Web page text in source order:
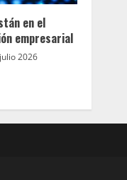
en el
empresarial
2026